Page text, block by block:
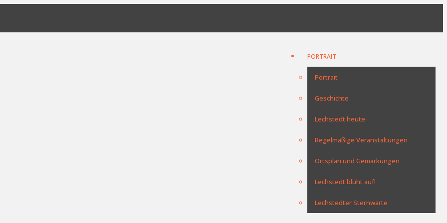
PORTRAIT
Portrait
Geschichte
Lechstedt heute
Regelmäßige Veranstaltungen
Ortsplan und Gemarkungen
Lechstedt blüht auf!
Lechstedter Sternwarte